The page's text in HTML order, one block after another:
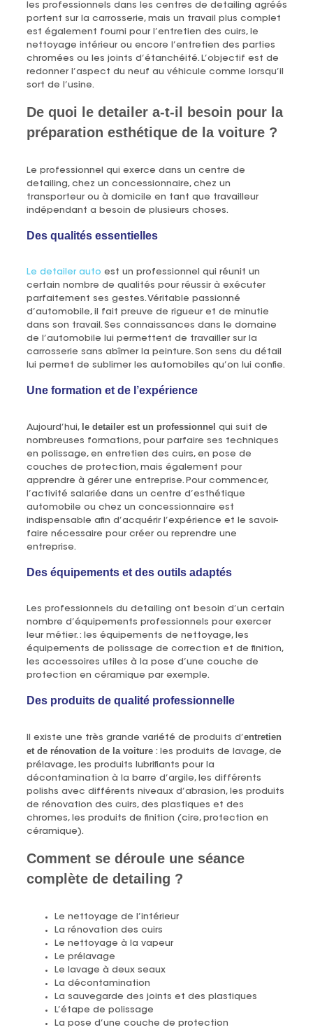
les professionnels dans les centres de detailing agréés
portent sur la carrosserie, mais un travail plus complet
est également fourni pour l’entretien des cuirs, le
nettoyage intérieur ou encore l’entretien des parties
chromées ou les joints d’étanchéité. L’objectif est de
redonner l’aspect du neuf au véhicule comme lorsqu’il
sort de l’usine.
De quoi le detailer a-t-il besoin pour la
préparation esthétique de la voiture ?
Le professionnel qui exerce dans un centre de
detailing, chez un concessionnaire, chez un
transporteur ou à domicile en tant que travailleur
indépendant a besoin de plusieurs choses.
Des qualités essentielles
Le detailer auto est un professionnel qui réunit un
certain nombre de qualités pour réussir à exécuter
parfaitement ses gestes. Véritable passionné
d’automobile, il fait preuve de rigueur et de minutie
dans son travail. Ses connaissances dans le domaine
de l’automobile lui permettent de travailler sur la
carrosserie sans abîmer la peinture. Son sens du détail
lui permet de sublimer les automobiles qu’on lui confie.
Une formation et de l’expérience
Aujourd’hui, le detailer est un professionnel
qui suit de
nombreuses formations, pour parfaire ses techniques
en polissage, en entretien des cuirs, en pose de
couches de protection, mais également pour
apprendre à gérer une entreprise. Pour commencer,
l’activité salariée dans un centre d’esthétique
automobile ou chez un concessionnaire est
indispensable afin d’acquérir l’expérience et le savoir-
faire nécessaire pour créer ou reprendre une
entreprise.
Des équipements et des outils adaptés
Les professionnels du detailing ont besoin d’un certain
nombre d’équipements professionnels pour exercer
leur métier. : les équipements de nettoyage, les
équipements de polissage de correction et de finition,
les accessoires utiles à la pose d’une couche de
protection en céramique par exemple.
Des produits de qualité professionnelle
Il existe une très grande variété de produits d’entretien
et de rénovation de la voiture: les produits de lavage, de
prélavage, les produits lubrifiants pour la
décontamination à la barre d’argile, les différents
polishs avec différents niveaux d’abrasion, les produits
de rénovation des cuirs, des plastiques et des
chromes, les produits de finition (cire, protection en
céramique).
Comment se déroule une séance
complète de detailing ?
Le nettoyage de l’intérieur
La rénovation des cuirs
Le nettoyage à la vapeur
Le prélavage
Le lavage à deux seaux
La décontamination
La sauvegarde des joints et des plastiques
L’étape de polissage
La pose d’une couche de protection